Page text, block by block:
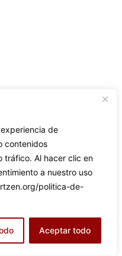
de
contenidos
tráfico. Al hacer clic en
a nuestro uso
politica-de-
Aceptar todo